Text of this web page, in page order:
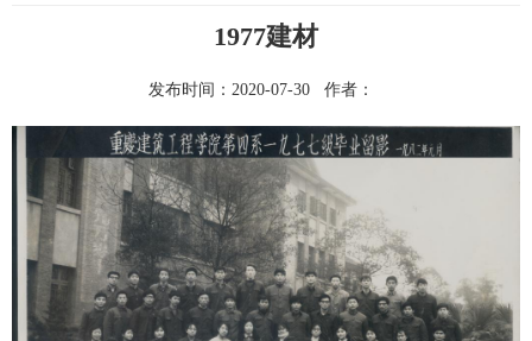
1977建材
发布时间：2020-07-30 作者：